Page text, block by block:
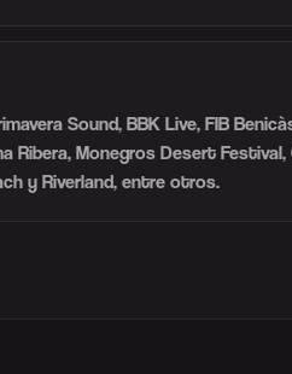
Sound, BBK Live, FIB
Ribera, Monegros Desert
y Riverland, entre otros.